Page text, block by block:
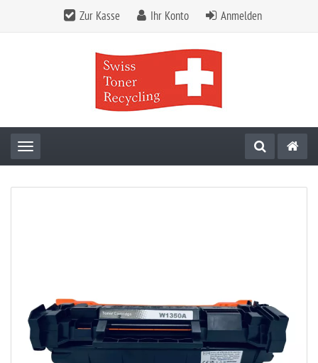
Zur Kasse Ihr Konto Anmelden
Toggle navigation